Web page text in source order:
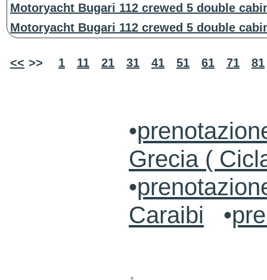
Motoryacht Bugari 112 crewed 5 double
Motoryacht Bugari 112 crewed 5 double
<< >> 1 11 21 31 41 51 61 71 81
•
Grecia (
•
Caraibi •
.